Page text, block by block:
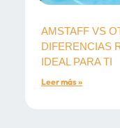
AMSTAFF VS
DIFERENCIAS
IDEAL PARA TI
Leer más »